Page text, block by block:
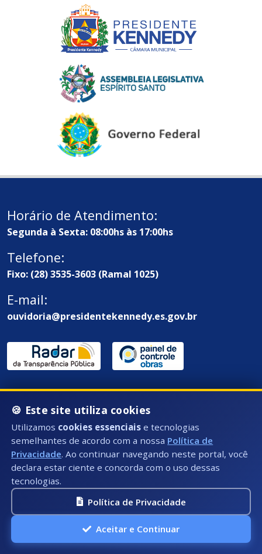
Horário de Atendimento:
Segunda à Sexta: 08:00hs às 17:00hs
Telefone:
Fixo: (28) 3535-3603 (Ramal 1025)
E-mail:
ouvidoria@presidentekennedy.es.gov.br
Endereço / Ouvidoria:
Rua Átila Vivaqua, Nº 79 - Centro, Presidente
Kennedy - ES, CEP: 29350-000
🍪 Este site utiliza cookies
Utilizamos cookies essenciais e tecnologias
semelhantes de acordo com a nossa Política de
Privacidade. Ao continuar navegando neste portal, você
declara estar ciente e concorda com o uso dessas
tecnologias.
Política de Privacidade
Aceitar e Continuar